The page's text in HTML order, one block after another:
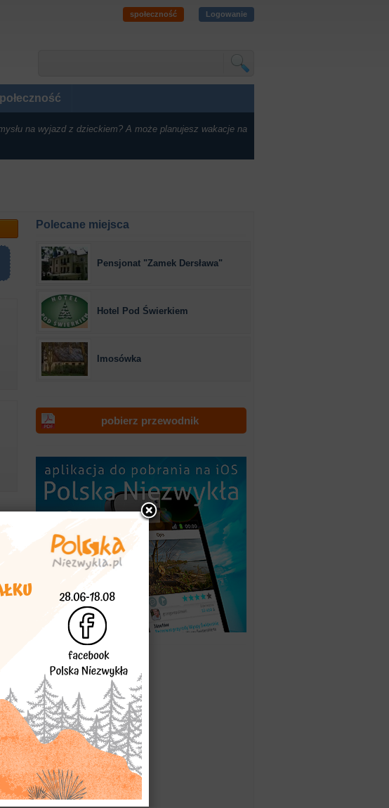
społeczność Logowanie
na wyjazd z dzieckiem? A może planujesz wakacje na
Polecane miejsca
Pensjonat "Zamek Dersława"
Hotel Pod Świerkiem
Imosówka